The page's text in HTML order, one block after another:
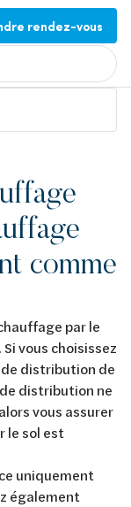
rendez-vous
comme
par le
vous choisissez
distribution de
distribution ne
vous assurer
le sol est
uniquement
également